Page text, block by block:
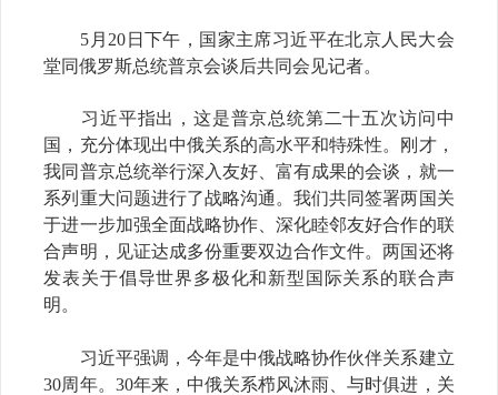
5月20日下午，国家主席习近平在北京人民大会
堂同俄罗斯总统普京会谈后共同会见记者。
习近平指出，这是普京总统第二十五次访问中
国，充分体现出中俄关系的高水平和特殊性。刚才，
我同普京总统举行深入友好、富有成果的会谈，就一
系列重大问题进行了战略沟通。我们共同签署两国关
于进一步加强全面战略协作、深化睦邻友好合作的联
合声明，见证达成多份重要双边合作文件。两国还将
发表关于倡导世界多极化和新型国际关系的联合声
明。
习近平强调，今年是中俄战略协作伙伴关系建立
30周年。30年来，中俄关系栉风沐雨、与时俱进，关